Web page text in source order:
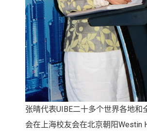
张晴代表UIBE二十多个世界各地和
会在上海校友会在北京朝阳Westin